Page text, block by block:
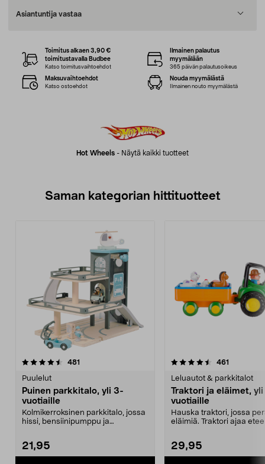
Asiantuntija vastaa
Hot Wheels - Näytä kaikki tuotteet
Toimitus alkaen 3,90 €
toimitustavalla Budbee
Katso toimitusvaihtoehdot
Ilmainen palautus
myymälään
365 päivän palautusoikeus
Maksuvaihtoehdot
Katso ostoehdot
Nouda myymälästä
Ilmainen nouto myymälästä
Saman kategorian hittituotteet
481
Puulelut
Puinen parkkitalo, yli 3-
vuotiaille
Kolmikerroksinen parkkitalo, jossa
hissi, bensiinipumppu ja
21,95
4.5 viidestä
461
Leluautot & parkkitalot
Traktori ja eläimet, yli
vuotiaille
Hauska traktori, jossa
eläimiä. Traktori ajaa
29,95
4.5 viidestä